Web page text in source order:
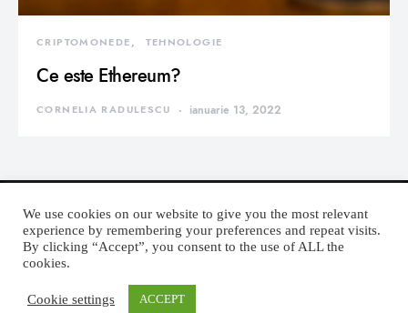
CRIPTOMONEDE TEHNOLOGIE
Ce este Ethereum?
CORNELIA RADULESCU ianuarie 13, 2022
DEVORATOR MONDEN
We use cookies on our website to give you the most relevant
experience by remembering your preferences and repeat visits.
By clicking “Accept”, you consent to the use of ALL the
cookies.
Cookie settings ACCEPT